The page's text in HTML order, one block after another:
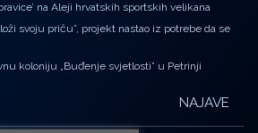
na Aleji hrvatskih sportskih velikana
svoju priču”, projekt nastao iz potrebe da se
koloniju „Buđenje svjetlosti” u Petrinji
NAJAVE